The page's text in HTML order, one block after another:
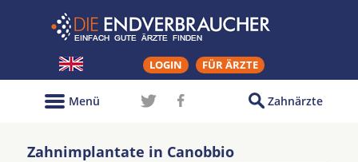
LOGIN FÜR ÄRZTE
Zahnärzte
Menü
Zahnimplantate in Canobbio